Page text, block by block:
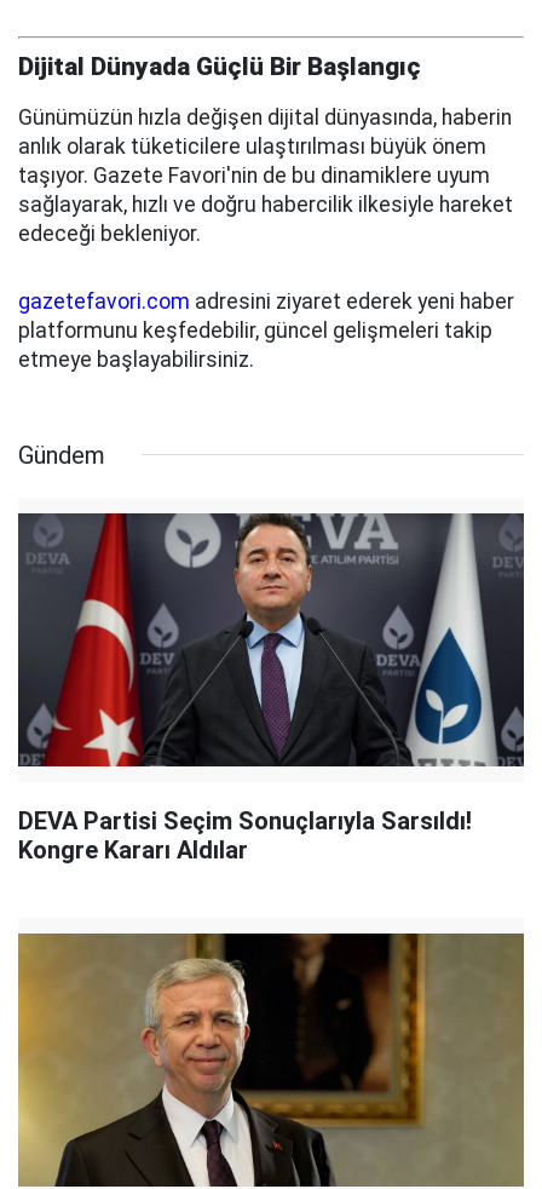
Dijital Dünyada Güçlü Bir Başlangıç
Günümüzün hızla değişen dijital dünyasında, haberin
anlık olarak tüketicilere ulaştırılması büyük önem
taşıyor. Gazete Favori'nin de bu dinamiklere uyum
sağlayarak, hızlı ve doğru habercilik ilkesiyle hareket
edeceği bekleniyor.
gazetefavori.com adresini ziyaret ederek yeni haber
platformunu keşfedebilir, güncel gelişmeleri takip
etmeye başlayabilirsiniz.
Gündem
DEVA Partisi Seçim Sonuçlarıyla Sarsıldı!
Kongre Kararı Aldılar